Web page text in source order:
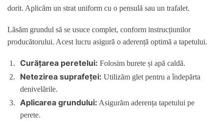
dorit. Aplicăm un strat uniform cu o pensulă sau un trafalet.
Lăsăm grundul să se usuce complet, conform instrucțiunilor
producătorului. Acest lucru asigură o aderență optimă a tapetului.
Curățarea peretelui: Folosim burete și apă caldă.
Netezirea suprafeței: Utilizăm glet pentru a îndepărta
denivelările.
Aplicarea grundului: Asigurăm aderența tapetului pe
perete.